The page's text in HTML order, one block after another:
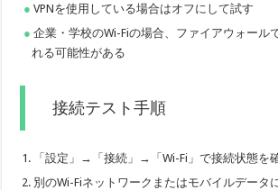
VPNを使用している場合はオフにして試す
企業・学校のWi-Fiの場合、ファイアウォール
れる可能性がある
接続テスト手順
「設定」→「接続」→「Wi-Fi」で接続状態を
別のWi-Fiネットワークまたはモバイルデータ